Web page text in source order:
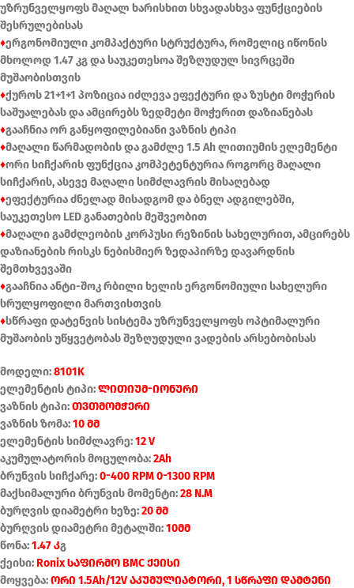
უზრუნველყოფს მაღალ ხარისხით სხვადასხვა ფუნქციების
შესრულებისას
♦ერგონომიული კომპაქტური სტრუქტურა, რომელიც იწონის
მხოლოდ 1.47 კგ და საუკეთესოა შეზღუდულ სივრცეში
მუშაობისთვის
♦ქუროს 21+1+1 პოზიცია იძლევა ეფექტური და ზუსტი მოჭერის
საშუალებას და ამცირებს ზედმეტი მოჭერით დაზიანებას
♦გააჩნია ორ განყოფილებიანი ვაზნის ტიპი
♦მაღალი წარმადობის და გამძლე 1.5 Ah ლითიუმის ელემენტი
♦ორი სიჩქარის ფუნქცია კომპეტენტურია როგორც მაღალი
სიჩქარის, ასევე მაღალი სიმძლავრის მისაღებად
♦ეფექტურია ძნელად მისადგომ და ბნელ ადგილებში,
საუკეთესო LED განათების მეშვეობით
♦მაღალი გამძლეობის კორპუსი რეზინის სახელურით, ამცირებს
დაზიანების რისკს ნებისმიერ ზედაპირზე დავარდნის
შემთხვევაში
♦გააჩნია ანტი-შოკ რბილი ხელის ერგონომიული სახელური
სრულყოფილი მართვისთვის
♦სწრაფი დატენვის სისტემა უზრუნველყოფს ოპტიმალური
მუშაობის უწყვეტობას შეზღუდული ვადების არსებობისას
მოდელი:8101K
ელემენტის ტიპი:ლითიუმ-იონური
ვაზნის ტიპი:თვთმომჭერი
ვაზნის ზომა:10 მმ
ელემენტის სიმძლავრე:12 V
აკუმულატორის მოცულობა:2Ah
ბრუნვის სიჩქარე:0-400 RPM 0-1300 RPM
მაქსიმალური ბრუნვის მომენტი:28 N.M
ბურღვის დიამეტრი ხეზე:20 მმ
ბურღვის დიამეტრი მეტალში:10მმ
წონა:1.47 კგ
ქეისი:Ronix საფირმო BMC ქეისი
მოყვება:ორი 1.5Ah/12V აკუმულიატორი, 1 სწრაფი დამტენი